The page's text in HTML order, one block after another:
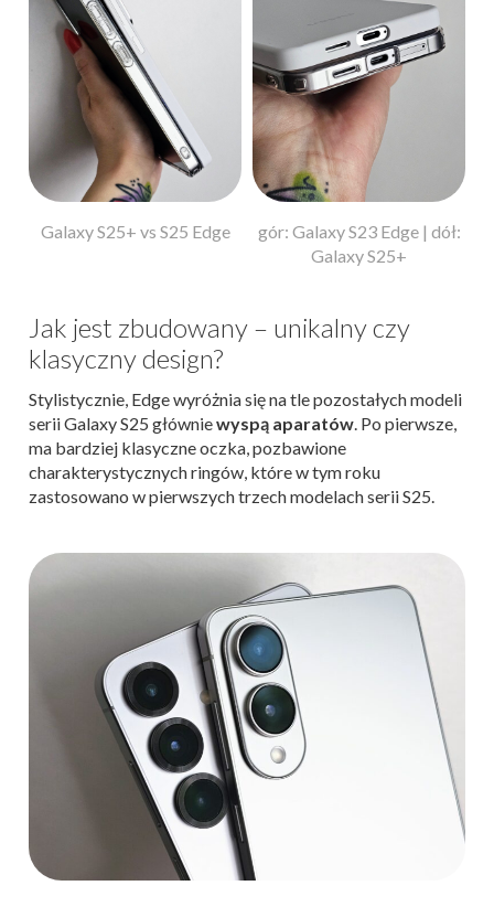
Galaxy S25+ vs S25 Edge
gór: Galaxy S23 Edge | dół:
Galaxy S25+
Jak jest zbudowany – unikalny czy
klasyczny design?
Stylistycznie, Edge wyróżnia się na tle pozostałych modeli
serii Galaxy S25 główniewyspą aparatów. Po pierwsze,
ma bardziej klasyczne oczka, pozbawione
charakterystycznych ringów, które w tym roku
zastosowano w pierwszych trzech modelach serii S25.